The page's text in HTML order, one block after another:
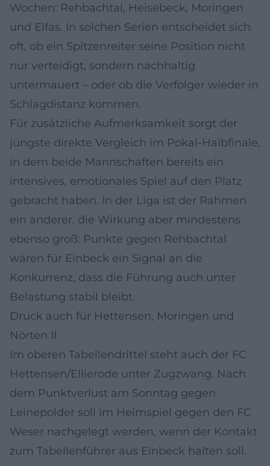
Wochen: Rehbachtal, Heisebeck, Moringen
und Elfas. In solchen Serien entscheidet sich
oft, ob ein Spitzenreiter seine Position nicht
nur verteidigt, sondern nachhaltig
untermauert – oder ob die Verfolger wieder in
Schlagdistanz kommen.
Für zusätzliche Aufmerksamkeit sorgt der
jüngste direkte Vergleich im Pokal-Halbfinale,
in dem beide Mannschaften bereits ein
intensives, emotionales Spiel auf den Platz
gebracht haben. In der Liga ist der Rahmen
ein anderer, die Wirkung aber mindestens
ebenso groß: Punkte gegen Rehbachtal
wären für Einbeck ein Signal an die
Konkurrenz, dass die Führung auch unter
Belastung stabil bleibt.
Druck auch für Hettensen, Moringen und
Nörten II
Im oberen Tabellendrittel steht auch der FC
Hettensen/Ellierode unter Zugzwang. Nach
dem Punktverlust am Sonntag gegen
Leinepolder soll im Heimspiel gegen den FC
Weser nachgelegt werden, wenn der Kontakt
zum Tabellenführer aus Einbeck halten soll.